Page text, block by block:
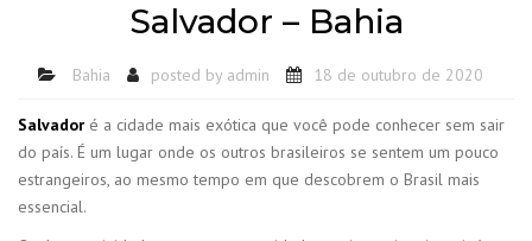
Salvador – Bahia
Bahia posted by admin 18 de outubro de 2020
Salvador é a cidade mais exótica que você pode conhecer sem sair
do país. É um lugar onde os outros brasileiros se sentem um pouco
estrangeiros, ao mesmo tempo em que descobrem o Brasil mais
essencial.